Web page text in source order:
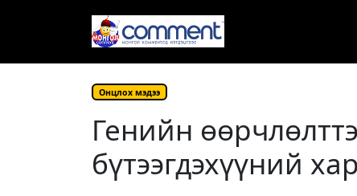
Онцлох мэдээ
Генийн
бүтээгдэхүүний